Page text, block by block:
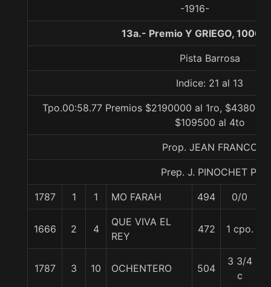
-1916-
13a.- Premio Y GRIEGO, 1000
Pista Barrosa
Indice: 21 al 13
Tpo.00:58.77 Premios $2190000 al 1ro,
$109500 al 4to
Prop. JEAN FRANCO
Prep. J. PINOCHET P.
1787 1 1 MO FARAH 494 0/0
1666 2 4
QUE VIVA EL
REY
472 1 cpo.
1787 3 10 OCHENTERO 504
3 3/4
c